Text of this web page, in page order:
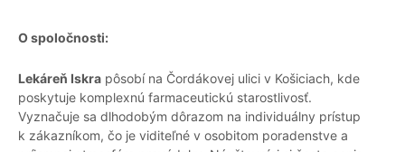
O spoločnosti:
Lekáreň Iskra pôsobí na Čordákovej ulici v Košiciach, kde
poskytuje komplexnú farmaceutickú starostlivosť.
Vyznačuje sa dlhodobým dôrazom na individuálny prístup
k zákazníkom, čo je viditeľné v osobitom poradenstve a